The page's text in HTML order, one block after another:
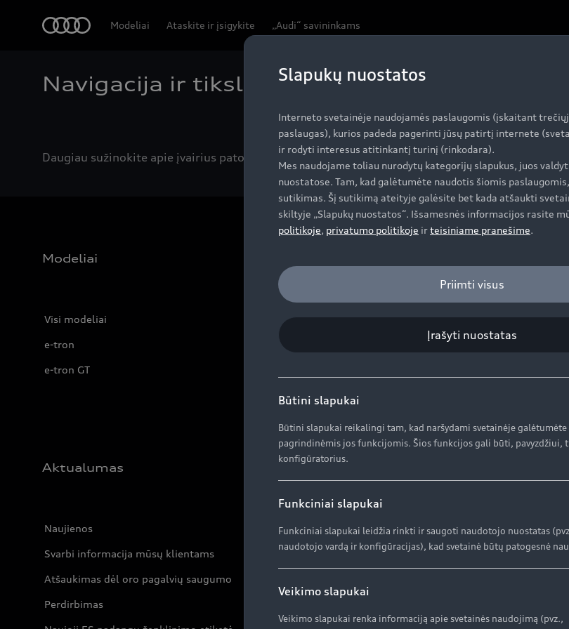
Modeliai Ataskite ir įsigykite „Audi“ savininkams
Navigacija ir tikslo įvedimas
Daugiau sužinokite apie įvairius patogius kelionės tikslo įvedimo būdus rašant ranka.
Modeliai
Visi modeliai
e-tron
e-tron GT
Specialūs pasiūlymai
Automobiliai sandėlyje
Audi Lizingas
Aktualumas
Naujienos
Svarbi informacija mūsų klientams
Atšaukimas dėl oro pagalvių saugumo
Perdirbimas
Apie kompaniją (ENG)
Apie kompaniją (ENG)
Slapukų nuostatos
Interneto svetainėje naudojamės paslaugomis (įskaitant
paslaugas), kurios padeda pagerinti jūsų patirtį internete
ir rodyti interesus atitinkantį turinį (rinkodara).
Mes naudojame toliau nurodytų kategorijų slapukus, juos
nuostatose. Tam, kad galėtumėte naudotis šiomis
sutikimas. Šį sutikimą ateityje galėsite bet kada atšaukti
skiltyje „Slapukų nuostatos“. Išsamesnės informacijos rasite
politikoje, privatumo politikoje irteisiniame pranešime.
Priimti visus
Įrašyti nuostatas
Būtini slapukai
Būtini slapukai reikalingi tam, kad naršydami svetainėje
pagrindinėmis jos funkcijomis. Šios funkcijos gali būti, pavyzdžiui,
konfigūratorius.
Funkciniai slapukai
Funkciniai slapukai leidžia rinkti ir saugoti naudotojo nuostatas
naudotojo vardą ir konfigūracijas), kad svetainė būtų patogesnė
Veikimo slapukai
Veikimo slapukai renka informaciją apie svetainės naudojimą (pvz.,